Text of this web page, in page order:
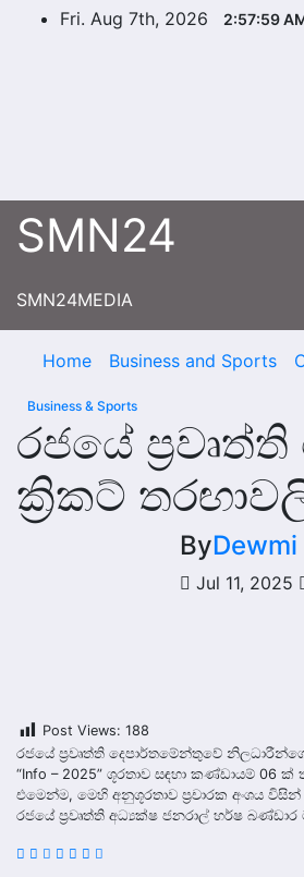
Fri. Aug 7th, 2026 2:58:00
SMN24
SMN24MEDIA
Home Business and Sports
Business & Sports
රජයේ
ක්‍රිකට්
ByDewmi
Jul 11, 2025
Post Views: 188
රජයේ ප්‍රවෘත්ති දෙපාර්තමේන්තුවේ
“Info – 2025” ශූරතාව සඳහා කණ්ඩායම් 06
එමෙන්ම, මෙහි අනුශූරතාව ප්‍රචාරක අංශය විසින්
රජයේ ප්‍රවෘත්ති අධ්‍යක්ෂ ජනරාල් හර්ෂ